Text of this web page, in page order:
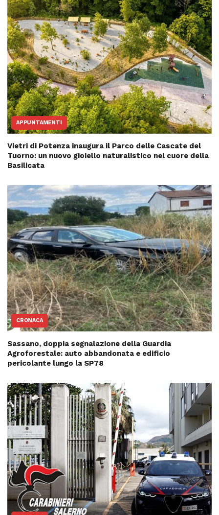
APPUNTAMENTI
Vietri di Potenza inaugura il Parco delle Cascate del
Tuorno: un nuovo gioiello naturalistico nel cuore della
Basilicata
CRONACA
Sassano, doppia segnalazione della Guardia
Agroforestale: auto abbandonata e edificio
pericolante lungo la SP78